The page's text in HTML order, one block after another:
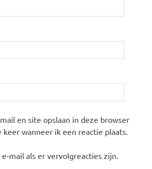
en site opslaan in deze browser
wanneer ik een reactie plaats.
mail als er vervolgreacties zijn.